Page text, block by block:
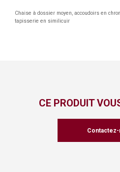
Chaise à dossier moyen, accoudoirs en
tapisserie en similicuir
CE PRODUIT